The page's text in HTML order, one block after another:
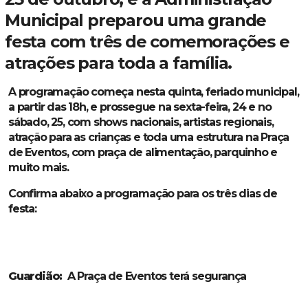
Municipal preparou uma grande
festa com três de comemorações e
atrações para toda a família.
A programação começa nesta quinta, feriado municipal,
a partir das 18h, e prossegue na sexta-feira, 24 e no
sábado, 25, com shows nacionais, artistas regionais,
atração para as crianças e toda uma estrutura na Praça
de Eventos, com praça de alimentação, parquinho e
muito mais.
Confirma abaixo a programação para os três dias de
festa:
Guardião: A Praça de Eventos terá segurança